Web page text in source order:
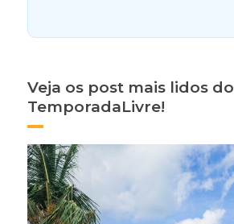
Veja os post mais lidos do
TemporadaLivre!